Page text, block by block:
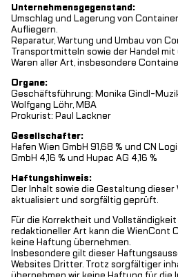
Unternehmensgegenstand:
Umschlag und Lagerung von
Aufliegern.
Reparatur, Wartung und Umbau von
Transportmitteln sowie der Handel mit
Waren aller Art, insbesondere
Organe:
Geschäftsführung: Monika Gindl-
Wolfgang Löhr, MBA
Prokurist: Paul Lackner
Gesellschafter:
Hafen Wien GmbH 91,68 % und CN
GmbH 4,16 % und Hupac AG 4,16 %
Haftungshinweis:
Der Inhalt sowie die Gestaltung dieser
aktualisiert und sorgfältig geprüft.
Für die Korrektheit und
redaktioneller Art kann die WienCont
keine Haftung übernehmen.
Insbesondere gilt dieser
Websites Dritter. Trotz sorgfältiger